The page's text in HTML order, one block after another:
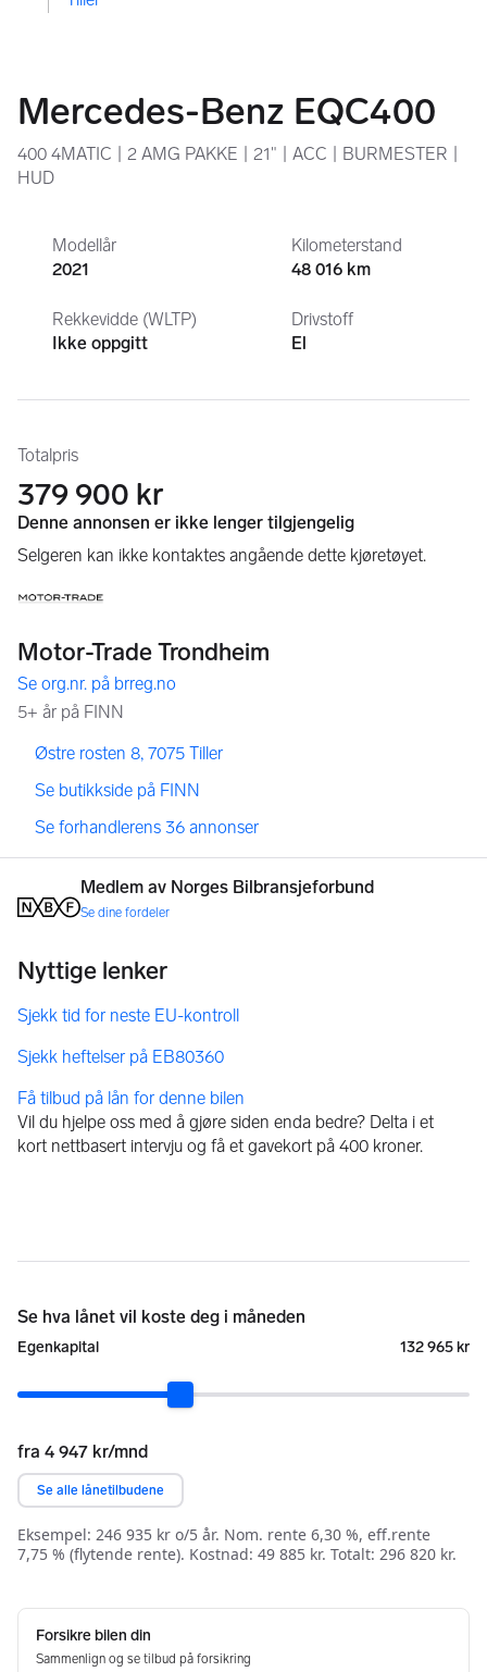
Mercedes-Benz EQC400
400 4MATIC | 2 AMG PAKKE | 21" | ACC | BURMESTER |
HUD
Modellår
2021
Kilometerstand
48 016 km
Rekkevidde (WLTP)
Ikke oppgitt
Drivstoff
El
Totalpris
379 900 kr
,
Østre rosten 8, 7075 Tiller
Se butikkside på FINN
Se forhandlerens 36 annonser
Medlem av Norges Bilbransjeforbund
Se dine fordeler
Få tilbud på lån for denne bilen
Vil du hjelpe oss med å gjøre siden enda bedre? Delta i et
kort nettbasert intervju og få et gavekort på 400 kroner.